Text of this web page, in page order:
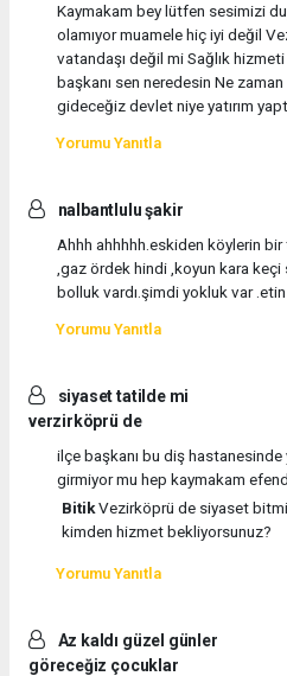
Kaymakam bey lütfen sesimizi
olamıyor muamele hiç iyi değil
vatandaşı değil mi Sağlık
başkanı sen neredesin Ne
gideceğiz devlet niye yatırım
Yorumu Yanıtla
nalbantlulu şakir
Ahhh ahhhhh.eskiden köylerin
,gaz ördek hindi ,koyun kara keçi
bolluk vardı.şimdi yokluk var
Yorumu Yanıtla
siyaset tatilde mi
verzirköprü de
ilçe başkanı bu diş hastanesinde
girmiyor mu hep kaymakam
BitikVezirköprü de siyaset
kimden hizmet bekliyorsunuz?
Yorumu Yanıtla
Az kaldı güzel günler
göreceğiz çocuklar